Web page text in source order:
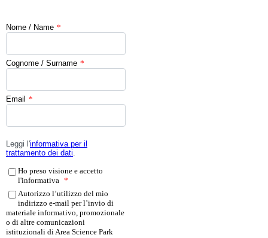
Nome / Name *
Cognome / Surname *
Email *
Leggi l'informativaperil
trattamento dei dati.
Ho preso visione e accetto
l'informativa *
Autorizzo l’utilizzo del mio
indirizzo e-mail per l’invio di
materiale informativo, promozionale
o di altre comunicazioni
istituzionali di Area Science Park